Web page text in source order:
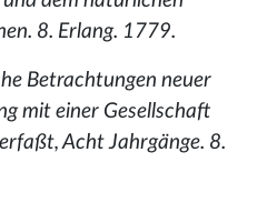
8. Erlang. 1779.
Betrachtungen neuer
mit einer Gesellschaft
Acht Jahrgänge. 8.